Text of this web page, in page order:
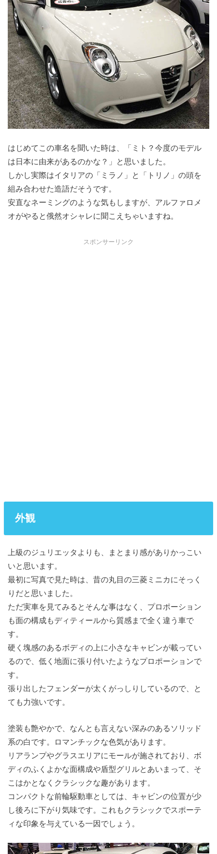
はじめてこの車名を聞いた時は、「ミト？今度のモデル
は日本に由来があるのかな？」と思いました。
しかし実際はイタリアの「ミラノ」と「トリノ」の頭を
組み合わせた造語だそうです。
安直なネーミングのような気もしますが、アルファロメ
オがやると俄然オシャレに聞こえちゃいますね。
スポンサーリンク
外観
上級のジュリエッタよりも、まとまり感がありかっこい
いと思います。
最初に写真で見た時は、昔の丸目の三菱ミニカにそっく
りだと思いました。
ただ実車を見てみるとそんな事はなく、プロポーション
も面の構成もディティールから質感まで全く違う車で
す。
硬く塊感のあるボディの上に小さなキャビンが載ってい
るので、低く地面に張り付いたようなプロポーションで
す。
張り出したフェンダーが太くがっしりしているので、と
ても力強いです。
塗装も艶やかで、なんとも言えない深みのあるソリッド
系の白です。ロマンチックな色気があります。
リアランプやグラスエリアにモールが施されており、ボ
ディのふくよかな面構成や盾型グリルとあいまって、そ
こはかとなくクラシックな趣があります。
コンパクトな前輪駆動車としては、キャビンの位置が少
し後ろに下がり気味です。これもクラシックでスポーテ
ィな印象を与えている一因でしょう。